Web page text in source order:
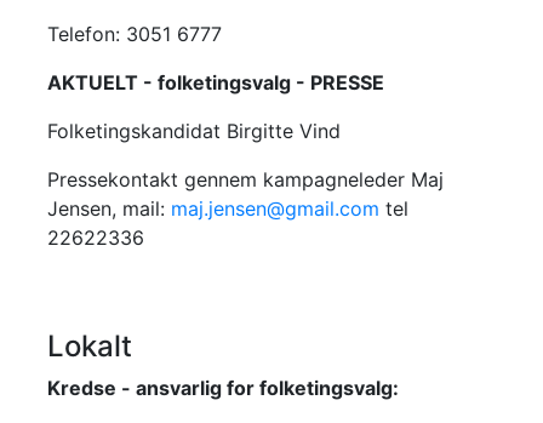
Telefon: 3051 6777
AKTUELT - folketingsvalg - PRESSE
Folketingskandidat Birgitte Vind
Pressekontakt gennem kampagneleder Maj
Jensen, mail: maj.jensen@gmail.com tel
22622336
Lokalt
Kredse - ansvarlig for folketingsvalg: